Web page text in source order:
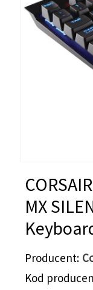
MX
Producent
Kod